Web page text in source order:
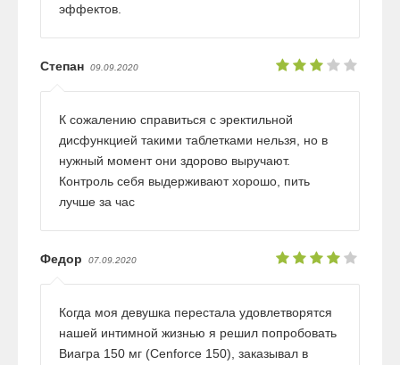
эффектов.
Степан 09.09.2020
К сожалению справиться с эректильной
дисфункцией такими таблетками нельзя, но в
нужный момент они здорово выручают.
Контроль себя выдерживают хорошо, пить
лучше за час
Федор 07.09.2020
Когда моя девушка перестала удовлетворятся
нашей интимной жизнью я решил попробовать
Виагра 150 мг (Cenforce 150), заказывал в